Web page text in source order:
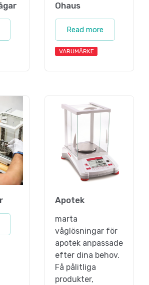
Ohaus
Read more
VARUMÄRKE
Apotek
marta
våglösningar för
apotek anpassade
efter dina behov.
Få pålitliga
produkter,